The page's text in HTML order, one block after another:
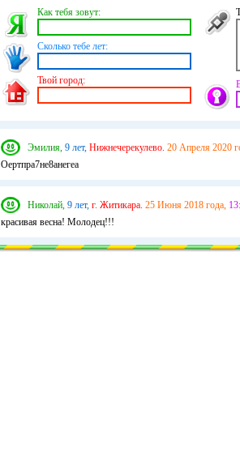
Как тебя зовут:
Сколько тебе лет:
Твой город:
Эмилия, 9 лет, Нижнечерекулево. 20 Апреля 2020
Оертпра7не8анегеа
Николай, 9 лет, г. Житикара. 25 Июня 2018 года,
красивая весна! Молодец!!!